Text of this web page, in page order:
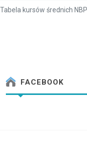
Tabela kursów średnich
FACEBOOK